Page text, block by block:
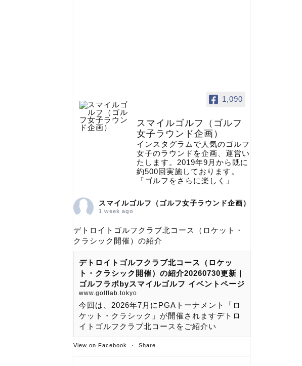
1,090
スマイルゴルフ（ゴルフ
女子ラウンド企画）
インスタグラムで人気のゴルフ
女子のラウンドを企画、運営い
たします。2019年9月から既に
約500回実施しております。
「ゴルフをさらに楽しく」
スマイルゴルフ（ゴルフ女子ラウンド企画）
1 week ago
デトロイトゴルフクラブ北コース（ロケット・
クラシック開催）の紹介
デトロイトゴルフクラブ北コース（ロケッ
ト・クラシック開催）の紹介20260730更新 |
ゴルフラボbyスマイルゴルフ イベントページ
www.golflab.tokyo
今回は、2026年7月にPGAトーナメント「ロ
ケット・クラシック」が開催されますデトロ
イトゴルフクラブ北コースをご紹介い
View on Facebook · Share